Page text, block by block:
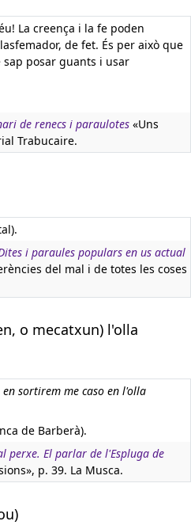
La creença i la fe poden
de fet. És per això que
posar guants i usar
de renecs i paraulotes «Uns
Trabucaire.
i paraules populars en us actual
del mal i de totes les coses
o mecatxun) l'olla
sortirem me caso en l'olla
de Barberà).
perxe. El parlar de l'Espluga de
p. 39. La Musca.